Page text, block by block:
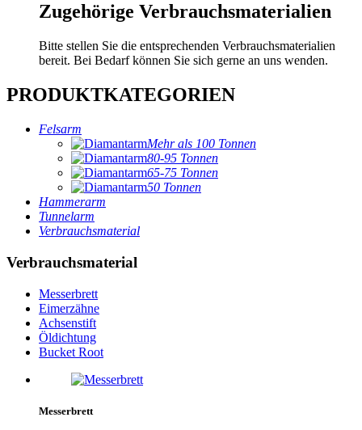
Zugehörige Verbrauchsmaterialien
Bitte stellen Sie die entsprechenden Verbrauchsmaterialien
bereit. Bei Bedarf können Sie sich gerne an uns wenden.
PRODUKTKATEGORIEN
Felsarm
Mehr als 100 Tonnen
80-95 Tonnen
65-75 Tonnen
50 Tonnen
Hammerarm
Tunnelarm
Verbrauchsmaterial
Verbrauchsmaterial
Messerbrett
Eimerzähne
Achsenstift
Öldichtung
Bucket Root
Messerbrett